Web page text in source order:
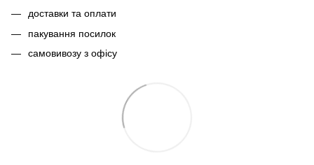
доставки та оплати
пакування посилок
самовивозу з офісу